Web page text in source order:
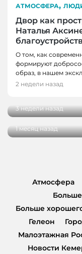
АТМОСФЕРА,
Двор как
Наталья
О том, как
формируют
образ, в нашем
2 недели назад
ЛЮДИ
От мечты до
3 недели назад
ЛЮДИ
ко Дню семьи,
1 месяц назад
Атмосфера
Больше
Гелеон
Малоэтажная
Новости